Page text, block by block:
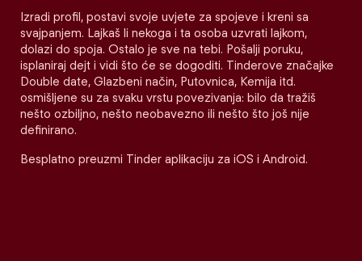
Izradi profil, postavi svoje uvjete za spojeve i kreni sa
svajpanjem. Lajkaš li nekoga i ta osoba uzvrati lajkom,
dolazi do spoja. Ostalo je sve na tebi. Pošalji poruku,
isplaniraj dejt i vidi što će se dogoditi. Tinderove značajke
Double date, Glazbeni način, Putovnica, Kemija itd.
osmišljene su za svaku vrstu povezivanja: bilo da tražiš
nešto ozbiljno, nešto neobavezno ili nešto što još nije
definirano.
Besplatno preuzmi Tinder aplikaciju za iOS i Android.